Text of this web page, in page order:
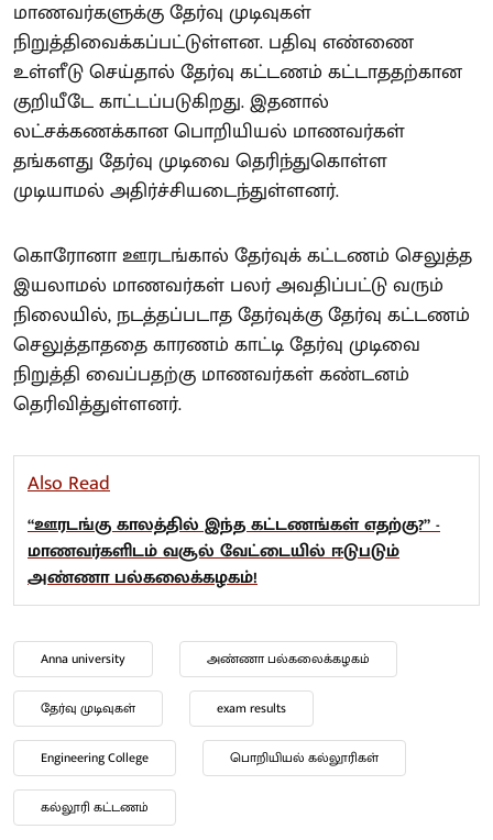
மாணவர்களுக்கு தேர்வு முடிவுகள்
நிறுத்திவைக்கப்பட்டுள்ளன. பதிவு எண்ணை
உள்ளீடு செய்தால் தேர்வு கட்டணம் கட்டாததற்கான
குறியீடே காட்டப்படுகிறது. இதனால்
லட்சக்கணக்கான பொறியியல் மாணவர்கள்
தங்களது தேர்வு முடிவை தெரிந்துகொள்ள
முடியாமல் அதிர்ச்சியடைந்துள்ளனர்.
கொரோனா ஊரடங்கால் தேர்வுக் கட்டணம் செலுத்த
இயலாமல் மாணவர்கள் பலர் அவதிப்பட்டு வரும்
நிலையில், நடத்தப்படாத தேர்வுக்கு தேர்வு கட்டணம்
செலுத்தாததை காரணம் காட்டி தேர்வு முடிவை
நிறுத்தி வைப்பதற்கு மாணவர்கள் கண்டனம்
தெரிவித்துள்ளனர்.
Also Read
“ஊரடங்கு காலத்தில் இந்த கட்டணங்கள் எதற்கு?” -
மாணவர்களிடம் வசூல் வேட்டையில் ஈடுபடும்
அண்ணா பல்கலைக்கழகம்!
Anna university அண்ணா பல்கலைக்கழகம்
தேர்வு முடிவுகள் exam results
Engineering College பொறியியல் கல்லூரிகள்
கல்லூரி கட்டணம்